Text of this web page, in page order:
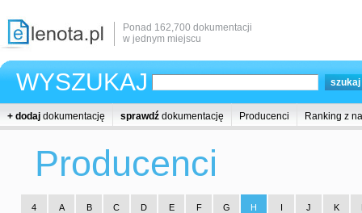
Ponad 162,700 dokumentacji
w jednym miejscu
WYSZUKAJ
+ dodaj dokumentację sprawdź dokumentację Producenci Ranking z
Producenci
4 A B C D E F G H I J K